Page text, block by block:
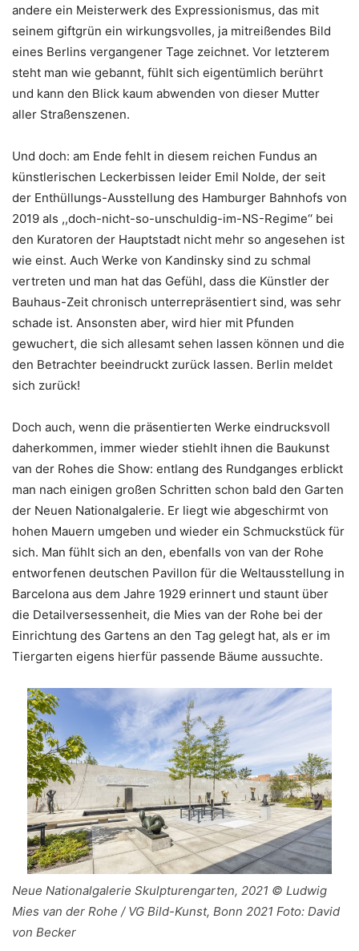
andere ein Meisterwerk des Expressionismus, das mit
seinem giftgrün ein wirkungsvolles, ja mitreißendes Bild
eines Berlins vergangener Tage zeichnet. Vor letzterem
steht man wie gebannt, fühlt sich eigentümlich berührt
und kann den Blick kaum abwenden von dieser Mutter
aller Straßenszenen.
Und doch: am Ende fehlt in diesem reichen Fundus an
künstlerischen Leckerbissen leider Emil Nolde, der seit
der Enthüllungs-Ausstellung des Hamburger Bahnhofs von
2019 als ,,doch-nicht-so-unschuldig-im-NS-Regime‘‘ bei
den Kuratoren der Hauptstadt nicht mehr so angesehen ist
wie einst. Auch Werke von Kandinsky sind zu schmal
vertreten und man hat das Gefühl, dass die Künstler der
Bauhaus-Zeit chronisch unterrepräsentiert sind, was sehr
schade ist. Ansonsten aber, wird hier mit Pfunden
gewuchert, die sich allesamt sehen lassen können und die
den Betrachter beeindruckt zurück lassen. Berlin meldet
sich zurück!
Doch auch, wenn die präsentierten Werke eindrucksvoll
daherkommen, immer wieder stiehlt ihnen die Baukunst
van der Rohes die Show: entlang des Rundganges erblickt
man nach einigen großen Schritten schon bald den Garten
der Neuen Nationalgalerie. Er liegt wie abgeschirmt von
hohen Mauern umgeben und wieder ein Schmuckstück für
sich. Man fühlt sich an den, ebenfalls von van der Rohe
entworfenen deutschen Pavillon für die Weltausstellung in
Barcelona aus dem Jahre 1929 erinnert und staunt über
die Detailversessenheit, die Mies van der Rohe bei der
Einrichtung des Gartens an den Tag gelegt hat, als er im
Tiergarten eigens hierfür passende Bäume aussuchte.
Neue Nationalgalerie Skulpturengarten, 2021 © Ludwig
Mies van der Rohe / VG Bild-Kunst, Bonn 2021 Foto: David
von Becker